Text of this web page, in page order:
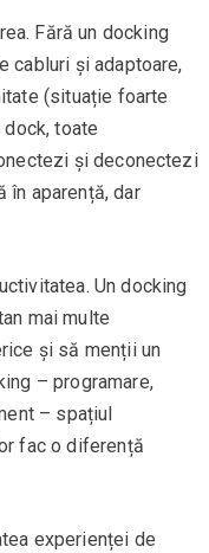
Fără un docking
cabluri și adaptoare,
(situație foarte
dock, toate
și deconectezi
în aparență, dar
Un docking
mai multe
și să menții un
– programare,
– spațiul
fac o diferență
experienței de